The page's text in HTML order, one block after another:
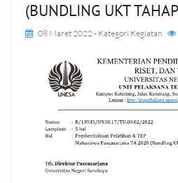
(BUNDLING UKT
08 Maret 2022- Kategori Kegiatan